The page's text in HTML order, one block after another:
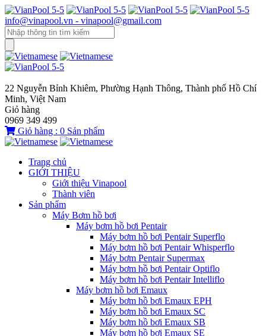
info@vinapool.vn - vinapool@gmail.com
22 Nguyễn Bỉnh Khiêm, Phường Hạnh Thông, Thành phố Hồ Chí
Minh, Việt Nam
Giỏ hàng
0969 349 499
Giỏ hàng : 0 Sản phẩm
Trang chủ
GIỚI THIỆU
Giới thiệu Vinapool
Thành viên
Sản phẩm
Máy Bơm hồ bơi
Máy bơm hồ bơi Pentair
Máy bơm hồ bơi Pentair Superflo
Máy bơm hồ bơi Pentair Whisperflo
Máy bơm Pentair Supermax
Máy bơm hồ bơi Pentair Optiflo
Máy bơm hồ bơi Pentair Intelliflo
Máy bơm hồ bơi Emaux
Máy bơm hồ bơi Emaux EPH
Máy bơm hồ bơi Emaux SC
Máy bơm hồ bơi Emaux SB
Máy bơm hồ bơi Emaux SE